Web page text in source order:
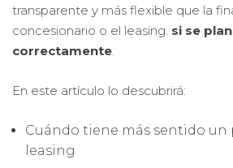
transparente y más flexible que la
concesionario o el leasing. si se
correctamente
En este artículo lo descubrirá:
Cuándo tiene más sentido un
leasing